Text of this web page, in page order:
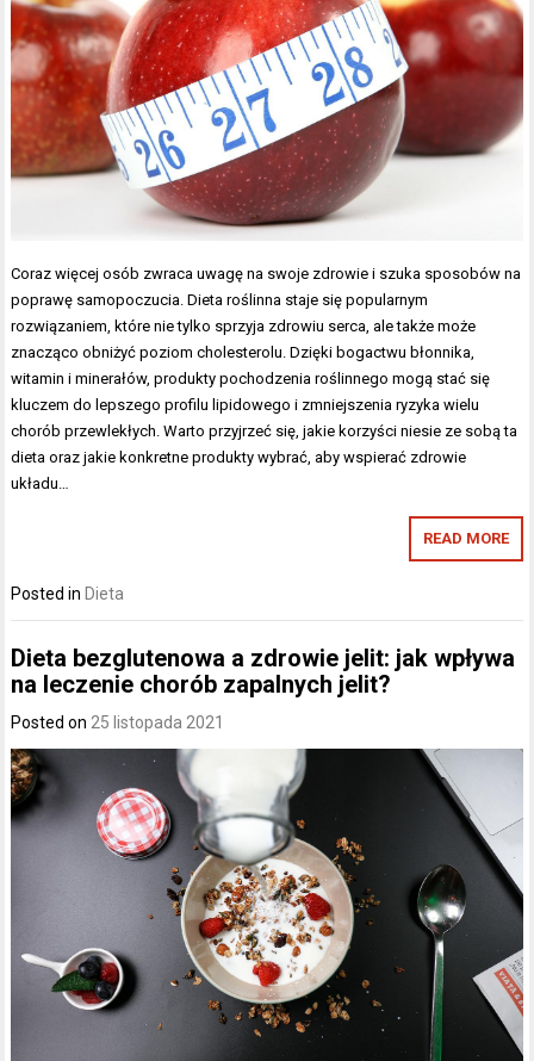
Coraz więcej osób zwraca uwagę na swoje zdrowie i szuka sposobów na
poprawę samopoczucia. Dieta roślinna staje się popularnym
rozwiązaniem, które nie tylko sprzyja zdrowiu serca, ale także może
znacząco obniżyć poziom cholesterolu. Dzięki bogactwu błonnika,
witamin i minerałów, produkty pochodzenia roślinnego mogą stać się
kluczem do lepszego profilu lipidowego i zmniejszenia ryzyka wielu
chorób przewlekłych. Warto przyjrzeć się, jakie korzyści niesie ze sobą ta
dieta oraz jakie konkretne produkty wybrać, aby wspierać zdrowie
układu…
READ MORE
Posted in Dieta
Dieta bezglutenowa a zdrowie jelit: jak wpływa
na leczenie chorób zapalnych jelit?
Posted on 25 listopada 2021